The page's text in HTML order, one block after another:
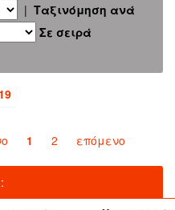
| Ταξινόμηση ανά
Σε σειρά
19
1 2 επόμενο